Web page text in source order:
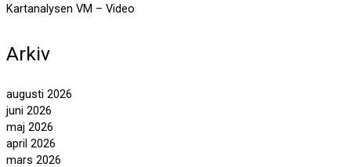
Kartanalysen VM – Video
Arkiv
augusti 2026
juni 2026
maj 2026
april 2026
mars 2026